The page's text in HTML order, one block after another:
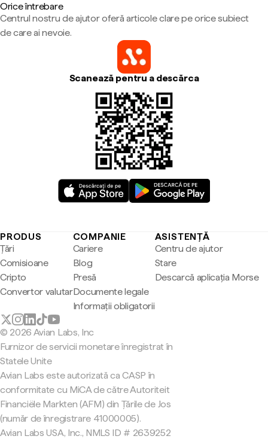
Orice întrebare
Centrul nostru de ajutor oferă articole clare pe orice subiect
de care ai nevoie.
Scanează pentru a descărca
PRODUS
Țări
Comisioane
Cripto
Convertor valutar
COMPANIE
Cariere
Blog
Presă
Documente legale
Informații obligatorii
ASISTENȚĂ
Centru de ajutor
Stare
Descarcă aplicația Morse
© 2026 Avian Labs, Inc
Furnizor de servicii monetare înregistrat în
Statele Unite
Avian Labs este autorizată ca CASP în
conformitate cu MiCA de către Autoriteit
Financiële Markten (AFM) din Țările de Jos
(număr de înregistrare 41000005).
Avian Labs USA, Inc., NMLS ID # 2639252